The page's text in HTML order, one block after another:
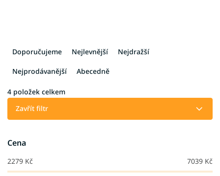
í
u
k
t
Doporučujeme Nejlevnější Nejdražší
Nejprodávanější Abecedně
4 položek celkem
Zavřít filtr
Cena
2279 Kč 7039 Kč